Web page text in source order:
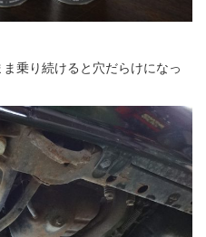
乗り続けると穴だらけになっ